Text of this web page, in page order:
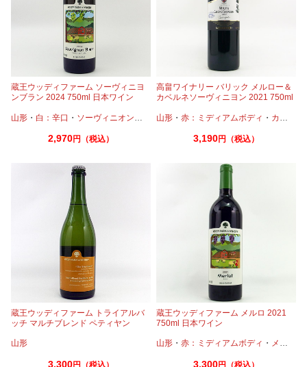
蔵王ウッディファーム ソーヴィニヨ
ンブラン 2024 750ml 日本ワイン
山形 ・ 白：辛口 ・ ソーヴィニオンブラン
2,970円（税込）
高畠ワイナリー バリック メルロー＆
カベルネソーヴィニヨン 2021 750ml
山形 ・赤：ミディアムボディ ・ カベルネ
3,190円（税込）
蔵王ウッディファーム トライアルバ
ッチ マルチブレンド ペティヤン
山形
3,300円（税込）
蔵王ウッディファーム メルロ 2021
750ml 日本ワイン
山形 ・赤：ミディアムボディ ・ メルロー
3,300円（税込）